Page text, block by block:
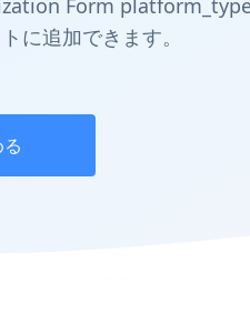
Form
に追加できます。